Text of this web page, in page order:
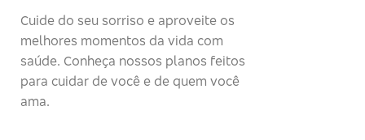
Cuide do seu sorriso e aproveite os
melhores momentos da vida com
saúde. Conheça nossos planos feitos
para cuidar de você e de quem você
ama.